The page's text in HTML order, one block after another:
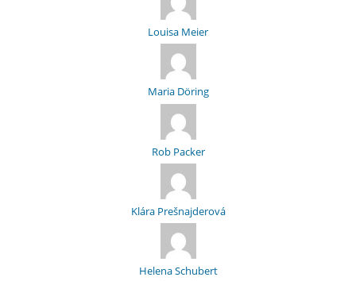
Louisa Meier
Maria Döring
Rob Packer
Klára Prešnajderová
Helena Schubert